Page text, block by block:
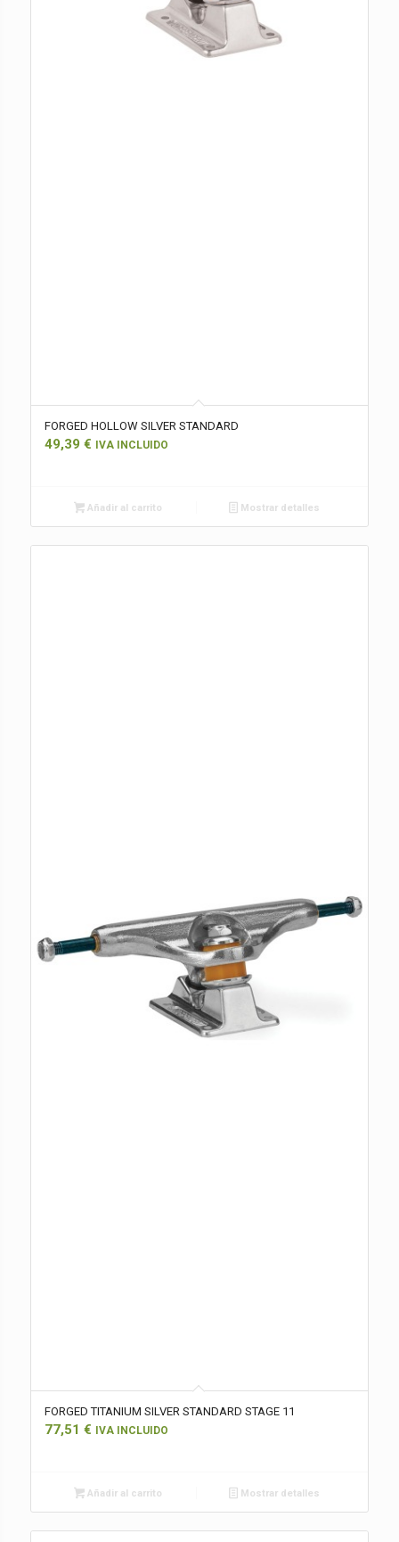
FORGED HOLLOW SILVER STANDARD
49,39 € IVA INCLUIDO
Añadir al carrito Mostrar detalles
FORGED TITANIUM SILVER STANDARD STAGE 11
77,51 € IVA INCLUIDO
Añadir al carrito Mostrar detalles